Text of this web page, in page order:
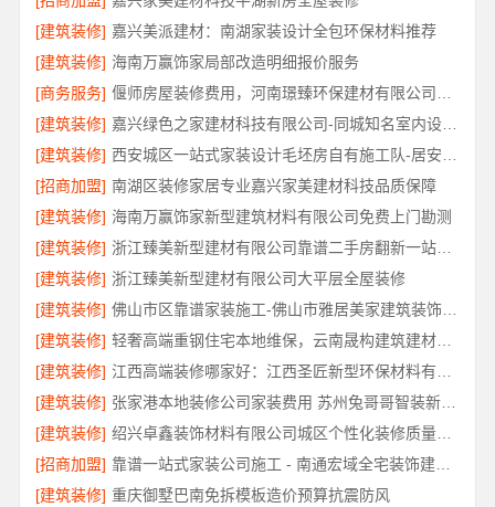
[建筑装修] 嘉兴美派建材：南湖家装设计全包环保材料推荐
[建筑装修] 海南万赢饰家局部改造明细报价服务
[商务服务]
[建筑装修]
嘉兴绿色之家建材科技有限公司-同城知名室内设计团队高端
[建筑装修]
[招商加盟] 南湖区装修家居专业嘉兴家美建材科技品质保障
[建筑装修] 海南万赢饰家新型建筑材料有限公司免费上门勘测
[建筑装修]
浙江臻美新型建材有限公司靠谱二手房翻新一站式急装
[建筑装修] 浙江臻美新型建材有限公司大平层全屋装修
[建筑装修]
佛山市区靠谱家装施工-佛山市雅居美家建筑装饰工程有限公司
[建筑装修]
轻奢高端重钢住宅本地维保，云南晟构建筑建材有限公司全程护航
[建筑装修]
[建筑装修]
张家港本地装修公司家装费用 苏州兔哥哥智装新材料有限公司
[建筑装修]
绍兴卓鑫装饰材料有限公司城区个性化装修质量有保障
[招商加盟]
靠谱一站式家装公司施工 - 南通宏域全宅装饰建材有限公司
[建筑装修] 重庆御墅巴南免拆模板造价预算抗震防风